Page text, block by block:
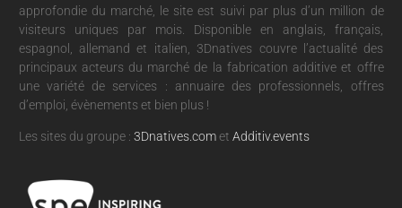
approfondie du marché, le site est suivi par plus d’un million de
visiteurs uniques par mois. Disponible en anglais, français,
espagnol, allemand et italien, 3Dnatives couvre l’actualité des
principaux acteurs du marché de la fabrication additive et offre
une variété de services : annuaire des professionnels, offres
d’emploi, évènements et bien plus !
Les sites du groupe : 3Dnatives.comet Additiv.events